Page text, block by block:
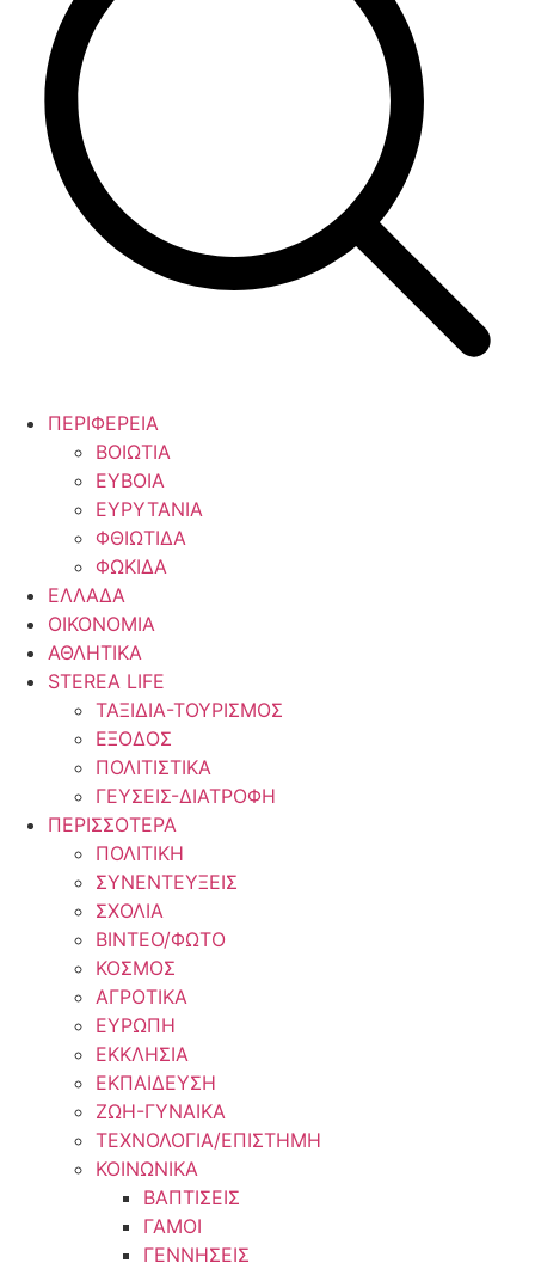
ΠΕΡΙΦΕΡΕΙΑ
ΒΟΙΩΤΙΑ
ΕΥΒΟΙΑ
ΕΥΡΥΤΑΝΙΑ
ΦΘΙΩΤΙΔΑ
ΦΩΚΙΔΑ
ΕΛΛΑΔΑ
ΟΙΚΟΝΟΜΙΑ
ΑΘΛΗΤΙΚΑ
STEREA LIFE
ΤΑΞΙΔΙΑ-ΤΟΥΡΙΣΜΟΣ
ΕΞΟΔΟΣ
ΠΟΛΙΤΙΣΤΙΚΑ
ΓΕΥΣΕΙΣ-ΔΙΑΤΡΟΦΗ
ΠΕΡΙΣΣΟΤΕΡΑ
ΠΟΛΙΤΙΚΗ
ΣΥΝΕΝΤΕΥΞΕΙΣ
ΣΧΟΛΙΑ
ΒΙΝΤΕΟ/ΦΩΤΟ
ΚΟΣΜΟΣ
ΑΓΡΟΤΙΚΑ
ΕΥΡΩΠΗ
ΕΚΚΛΗΣΙΑ
ΕΚΠΑΙΔΕΥΣΗ
ΖΩΗ-ΓΥΝΑΙΚΑ
ΤΕΧΝΟΛΟΓΙΑ/ΕΠΙΣΤΗΜΗ
ΚΟΙΝΩΝΙΚΑ
ΒΑΠΤΙΣΕΙΣ
ΓΑΜΟΙ
ΓΕΝΝΗΣΕΙΣ